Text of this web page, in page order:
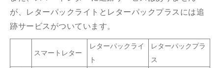
が、レターパックライトとレターパックプラスには追
跡サービスがついています。
スマートレター
レターパックライ
ト
レターパックプラ
ス